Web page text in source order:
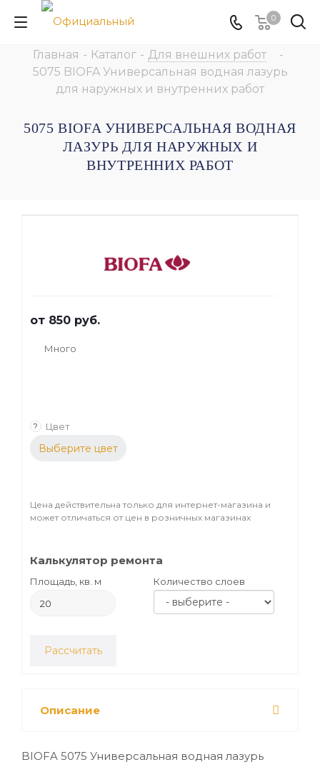
0
Главная - Каталог - Для внешних работ
-
5075 BIOFA Универсальная водная лазурь
для наружных и внутренних работ
5075 BIOFA УНИВЕРСАЛЬНАЯ ВОДНАЯ
ЛАЗУРЬ ДЛЯ НАРУЖНЫХ И
ВНУТРЕННИХ РАБОТ
от 850 руб.
Много
? Цвет
Выберите цвет
Цена действительна только для интернет-магазина и
может отличаться от цен в розничных магазинах
Калькулятор ремонта
Площадь, кв. м Количество слоев
Рассчитать
Описание
BIOFA 5075 Универсальная водная лазурь